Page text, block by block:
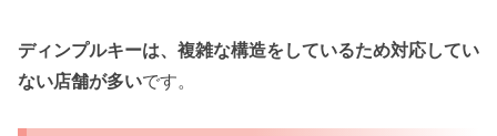
ディンプルキーは、複雑な構造をしているため対応してい
ない店舗が多いです。